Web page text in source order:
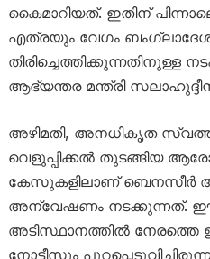
കൈമാറിയത്. ഇതിന്
എത്രയും വേഗം
തിരിച്ചെത്തിക്കുന്നതിനുള്ള
ആഭ്യന്തര മന്ത്രി
അഴിമതി, അനധികൃത സ്വത്ത്
വെളുപ്പിക്കൽ തുടങ്ങിയ
കേസുകളിലാണ് ബെനസീർ
അന്വേഷണം നടക്കുന്നത്.
അടിസ്ഥാനത്തിൽ
നോട്ടീസും